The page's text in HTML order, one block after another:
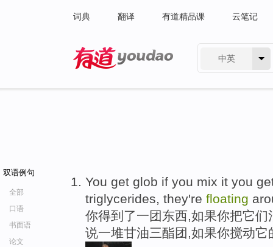
词典 翻译 有道精品课 云笔记
中英
双语例句
全部
口语
书面语
论文
You get glob if you mix it you
triglycerides, they're floating
你得到了一团东西,如果你把它
说一堆甘油三酯团,如果你搅动